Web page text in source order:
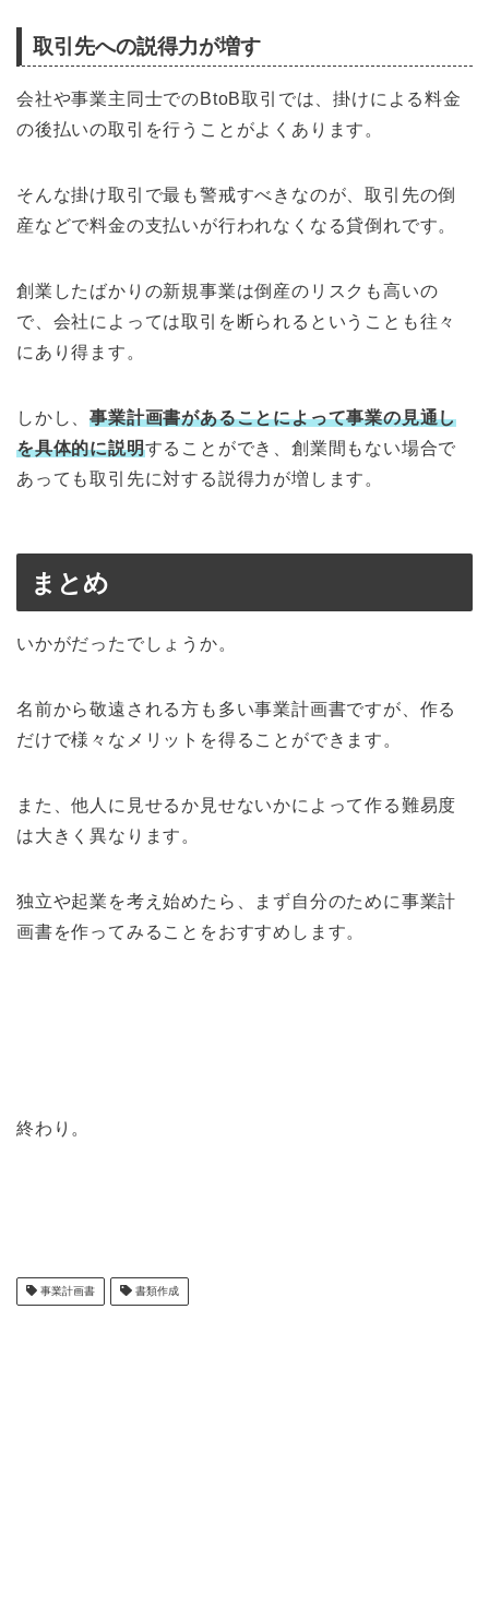
取引先への説得力が増す
会社や事業主同士でのBtoB取引では、掛けによる料金
の後払いの取引を行うことがよくあります。
そんな掛け取引で最も警戒すべきなのが、取引先の倒
産などで料金の支払いが行われなくなる貸倒れです。
創業したばかりの新規事業は倒産のリスクも高いの
で、会社によっては取引を断られるということも往々
にあり得ます。
しかし、事業計画書があることによって事業の見通し
を具体的に説明することができ、創業間もない場合で
あっても取引先に対する説得力が増します。
まとめ
いかがだったでしょうか。
名前から敬遠される方も多い事業計画書ですが、作る
だけで様々なメリットを得ることができます。
また、他人に見せるか見せないかによって作る難易度
は大きく異なります。
独立や起業を考え始めたら、まず自分のために事業計
画書を作ってみることをおすすめします。
終わり。
事業計画書 書類作成